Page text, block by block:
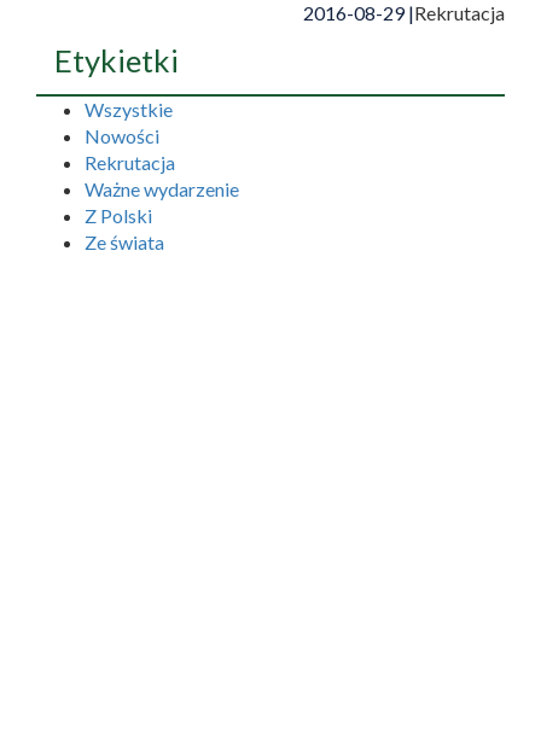
2016-08-29 |Rekrutacja
Etykietki
Wszystkie
Nowości
Rekrutacja
Ważne wydarzenie
Z Polski
Ze świata